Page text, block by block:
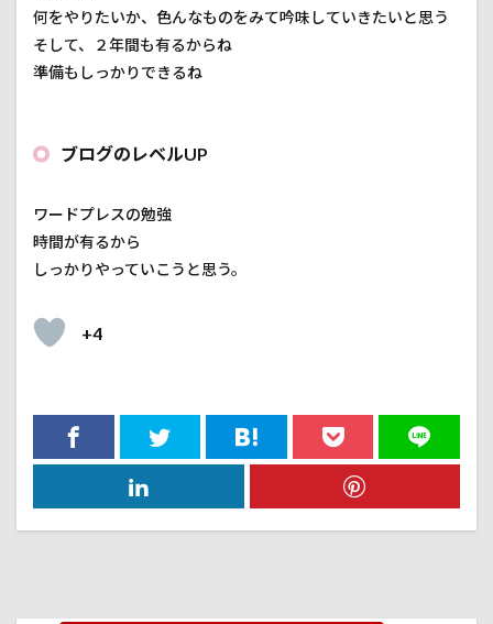
何をやりたいか、色んなものをみて吟味していきたいと思う
そして、２年間も有るからね
準備もしっかりできるね
ブログのレベルUP
ワードプレスの勉強
時間が有るから
しっかりやっていこうと思う。
+4